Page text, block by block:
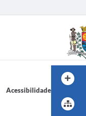
Acessibilidade